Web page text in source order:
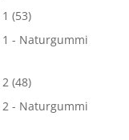
(53)
1 - Naturgummi
(48)
2 - Naturgummi